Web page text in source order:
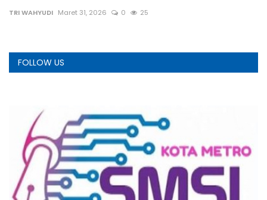
TRI WAHYUDI Maret 31, 2026 0 25
FOLLOW US